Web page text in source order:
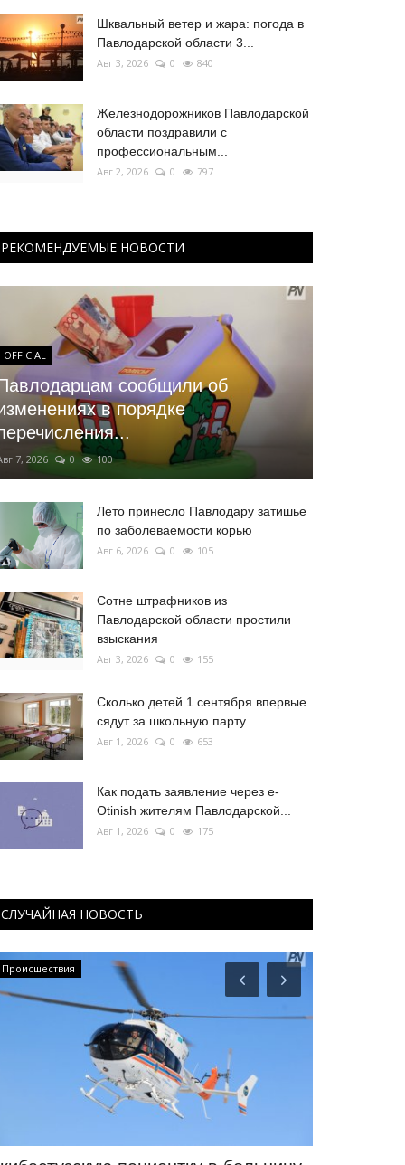
Шквальный ветер и жара: погода в
Павлодарской области 3...
Авг 3, 2026 0 840
Железнодорожников Павлодарской
области поздравили с
профессиональным...
Авг 2, 2026 0 797
РЕКОМЕНДУЕМЫЕ НОВОСТИ
OFFICIAL
сообщили об
в порядке
7, 2026 0 100
Лето принесло Павлодару затишье
по заболеваемости корью
Авг 6, 2026 0 105
Сотне штрафников из
Павлодарской области простили
взыскания
Авг 3, 2026 0 155
Сколько детей 1 сентября впервые
сядут за школьную парту...
Авг 1, 2026 0 653
Как подать заявление через e-
Otinish жителям Павлодарской...
Авг 1, 2026 0 175
СЛУЧАЙНАЯ НОВОСТЬ
Происшествия